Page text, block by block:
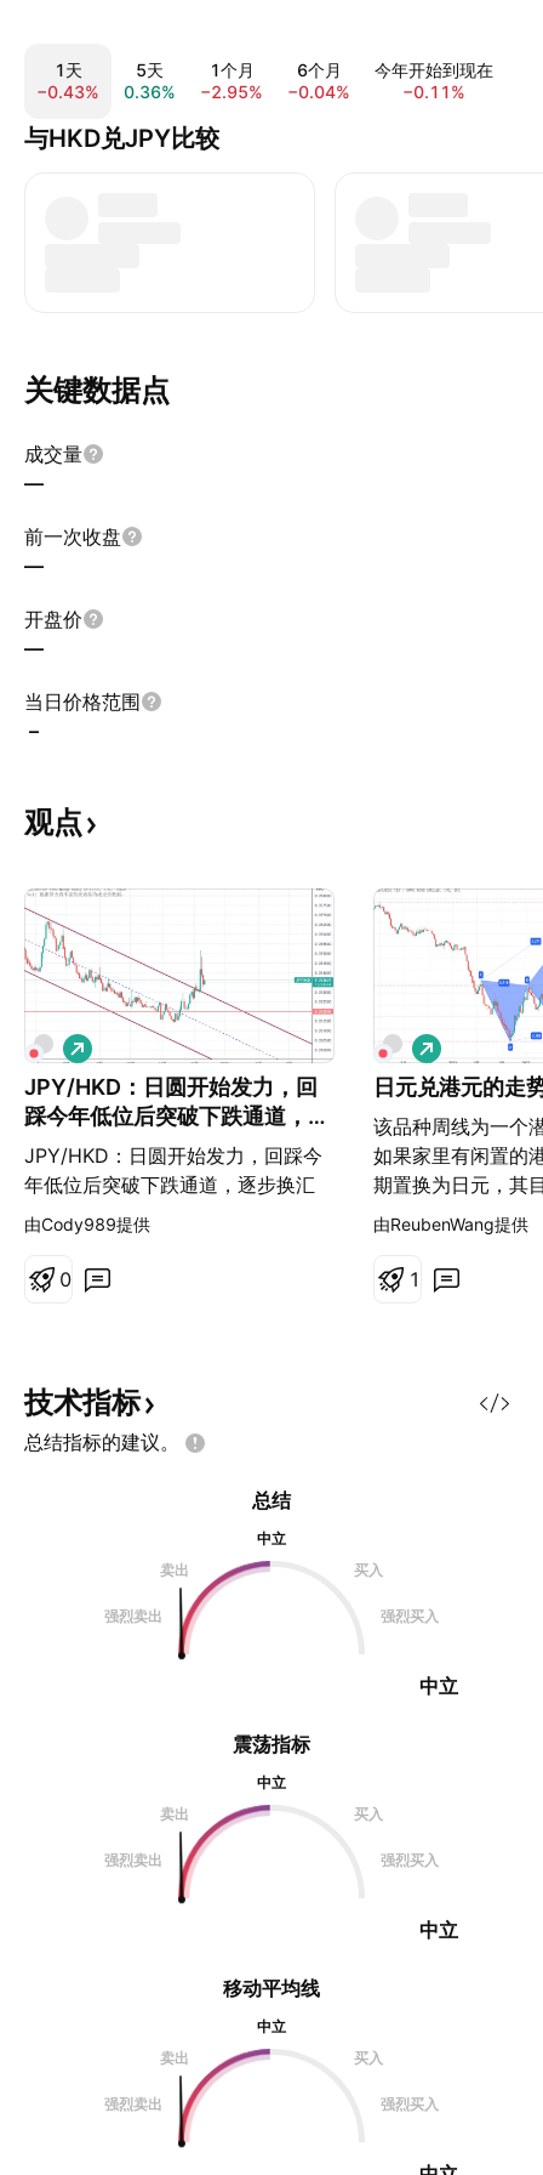
1天
−0.43%
5天
0.36%
1个月
−2.95%
6个月
−0.04%
今年开始到现在
−0.11%
与HKD兑JPY比较
关键数据点
成交量
—
前一次收盘
—
开盘价
—
当日价格范围
–
观点
JPY/HKD：日圆开始发力，回
踩今年低位后突破下跌通道，逐
步换汇
JPY/HKD：日圆开始发力，回踩今
年低位后突破下跌通道，逐步换汇
0.0530、0.0540
做
多
由Cody989提供
0
日元兑港元的走
该品种周线为一个
如果家里有闲置的
期置换为日元，其
经标注。个人观点
做
多
由ReubenWang提供
1
技术指标
总结指标的建议。
震荡指标
中立
卖出
买入
强烈卖出 强烈买入
中立
总结
中立
卖出
买入
强烈卖出 强烈买入
中立
移动平均线
中立
卖出
买入
强烈卖出 强烈买入